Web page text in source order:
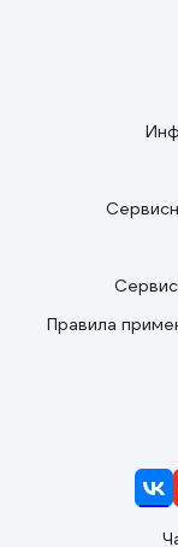
Правила